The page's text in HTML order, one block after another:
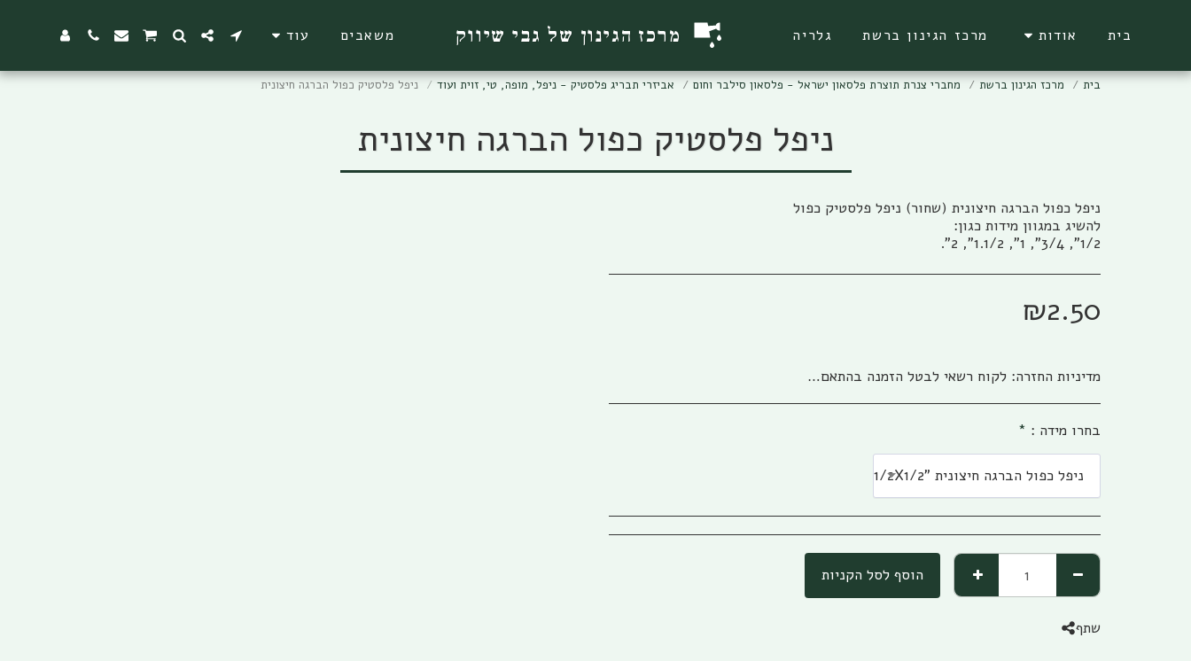
בית אודות מרכז הגינון ברשת גלריה מרכז הגינון של גבי שיווק משאבים עוד
בית מרכז הגינון ברשת מחברי צנרת תוצרת פלסאון ישראל - פלסאון סילבר וחום אביזרי תבריג פלסטיק - ניפל, מופה, טי, זוית ועוד ניפל פלסטיק כפול הברגה חיצונית
ניפל פלסטיק כפול הברגה חיצונית
1/2", 3/4", 1", 1.1/2", 2".
₪2.50
מדיניות החזרה: לקוח רשאי לבטל הזמנה בהתאם להוראות חוק הגנת הצרכן, התשמ&quot;א – 1981 אפריל (להלן: &quot;חוק הגנת הצרכן&quot;) והתקנות שהותקנו על פיו. ניתן לבטל את העסקה באמצעות פניה טלפונית לגבי שיווק (04-673013/5) או פניה לפקס (04-6735014) או בדואר אלקטרוני לשירות הלקוחות של החברה ((office@gabi-marketing.co.il. ביטול העסקה למוצרים שעוד לא נשלחו – ללא כל עלות וזיכוי מלא על כל הסכום ששולם. ביטול עסקה למוצרים שנשלחו - יש להשיב את המוצר לחברה כאשר כל העלויות הכרוכות בהובלת המוצר (מ ואל) החזרת המוצר תחולנה על הלקוח, במקרה של מוצר במבצע של משלוח חינם (על חשבון חברת גבי שיווק) בעת ביטול עסקה יוחזר ללקוח מלוא הסכום ששולם בקיזוז עלות המשלוח כפי ובהתאם לעלות שחלה על חברת גבי שיווק. למוצרים שעדיין לא הגיעו ללקוח מסיבות שונות, והלקוח מעוניין לבטל עסקה, החברה רשאית להמתין זמן סביר לבירור סטאטוס המשלוח ולאחר הגעתו/החזרתו לחברת גבי שיווק תפעל החברה לזיכוי מיידי של הלקוח. לפנים מהחוק ומשורת הדין: החברה תזכה בסכום המלא ששולם ולא תגבה דמי ביטול /השתתפות כלשהם למעט עלויות השילוח. החזרת המוצר תיעשה כשהוא באריזתו המקורית בצירוף החשבונית המקורית ושעדיין לא חלפו 14 יום מתאריך רכישת המוצר. למוצרים שנרכשו לפי הזמנה מיוחדת או שהותאמו במידות/צבע/דגם מיוחד לפי ההזמנה החברה תשתדל לעזור ותזכה בהתאם ליכולת והאפשרות שלה למכור את המוצר, ולזכות בהתאם למצב. אבל בהתאם לחוק לא ניתן להתחייב לנושא
בחרו מידה : *
ניפל כפול הברגה חיצונית "1/2X1/2
הוסף לסל הקניות
שתף